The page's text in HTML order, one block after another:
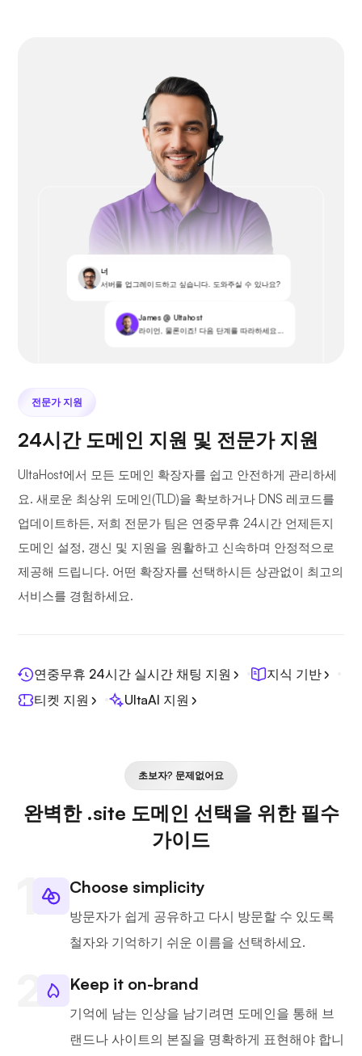
너
서버를 업그레이드하고 싶습니다. 도와주실 수 있나요?
James @ Ultahost
라이언, 물론이죠! 다음 단계를 따라하세요...
전문가 지원
24시간 도메인 지원 및 전문가 지원
UltaHost에서 모든 도메인 확장자를 쉽고 안전하게 관리하세
요. 새로운 최상위 도메인(TLD)을 확보하거나 DNS 레코드를
업데이트하든, 저희 전문가 팀은 연중무휴 24시간 언제든지
도메인 설정, 갱신 및 지원을 원활하고 신속하며 안정적으로
제공해 드립니다. 어떤 확장자를 선택하시든 상관없이 최고의
서비스를 경험하세요.
연중무휴 24시간 실시간 채팅 지원
지식 기반
티켓 지원
UltaAI 지원
초보자? 문제없어요
완벽한 .site 도메인 선택을 위한 필수
가이드
Choose simplicity
방문자가 쉽게 공유하고 다시 방문할 수 있도록
철자와 기억하기 쉬운 이름을 선택하세요.
Keep it on-brand
기억에 남는 인상을 남기려면 도메인을 통해 브
랜드나 사이트의 본질을 명확하게 표현해야 합니